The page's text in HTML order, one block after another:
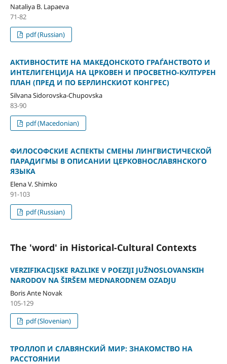
Nataliya B. Lapaeva
71-82
pdf (Russian)
АКТИВНОСТИТЕ НА МАКЕДОНСКОТО ГРАЃАНСТВОТО И
ИНТЕЛИГЕНЦИЈА НА ЦРКОВЕН И ПРОСВЕТНО-КУЛТУРЕН
ПЛАН (ПРЕД И ПО БЕРЛИНСКИОТ КОНГРЕС)
Silvana Sidorovska-Chupovska
83-90
pdf (Macedonian)
ФИЛОСОФСКИЕ АСПЕКТЫ СМЕНЫ ЛИНГВИСТИЧЕСКОЙ
ПАРАДИГМЫ В ОПИСАНИИ ЦЕРКОВНОСЛАВЯНСКОГО
ЯЗЫКА
Elena V. Shimko
91-103
pdf (Russian)
The 'word' in Historical-Cultural Contexts
VERZIFIKACIJSKE RAZLIKE V POEZIJI JUŽNOSLOVANSKIH
NARODOV NA ŠIRŠEM MEDNARODNEM OZADJU
Boris Ante Novak
105-129
pdf (Slovenian)
ТРОЛЛОП И СЛАВЯНСКИЙ МИР: ЗНАКОМСТВО НА
РАССТОЯНИИ